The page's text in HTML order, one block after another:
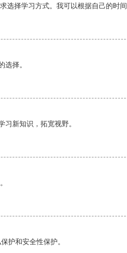
择学习方式。我可以根据自己的时间
择。
新知识，拓宽视野。
护和安全性保护。